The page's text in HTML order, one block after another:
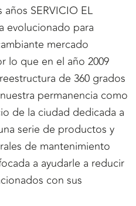
SERVICIO EL
evolucionado para
mercado
lo que en el año 2009
de 360 grados
permanencia como
de la ciudad dedicada a
serie de productos y
de mantenimiento
a ayudarle a reducir
con sus